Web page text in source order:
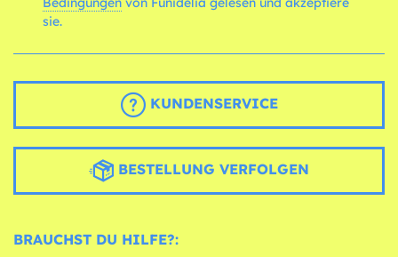
sie.
KUNDENSERVICE
BESTELLUNG VERFOLGEN
BRAUCHST DU HILFE?: